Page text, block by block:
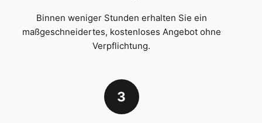
Binnen weniger Stunden erhalten Sie ein
maßgeschneidertes, kostenloses Angebot ohne
Verpflichtung.
3